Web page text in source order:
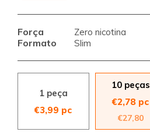
Força Zero nicotina
Formato Slim
1 peça
€3,99 pc
10 peças
€2,78 pc
€27,80